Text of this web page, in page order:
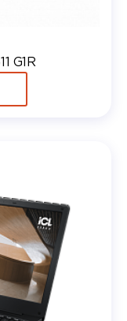
G1R